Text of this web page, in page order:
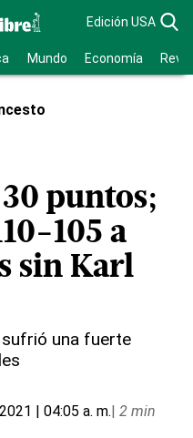
Edición USA
Mundo Economía
puntos;
105 a
sin Karl
una fuerte
| 04:05 a. m.| 2 min